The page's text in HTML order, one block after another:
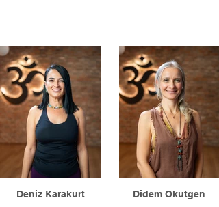
Deniz Karakurt Didem Okutgen